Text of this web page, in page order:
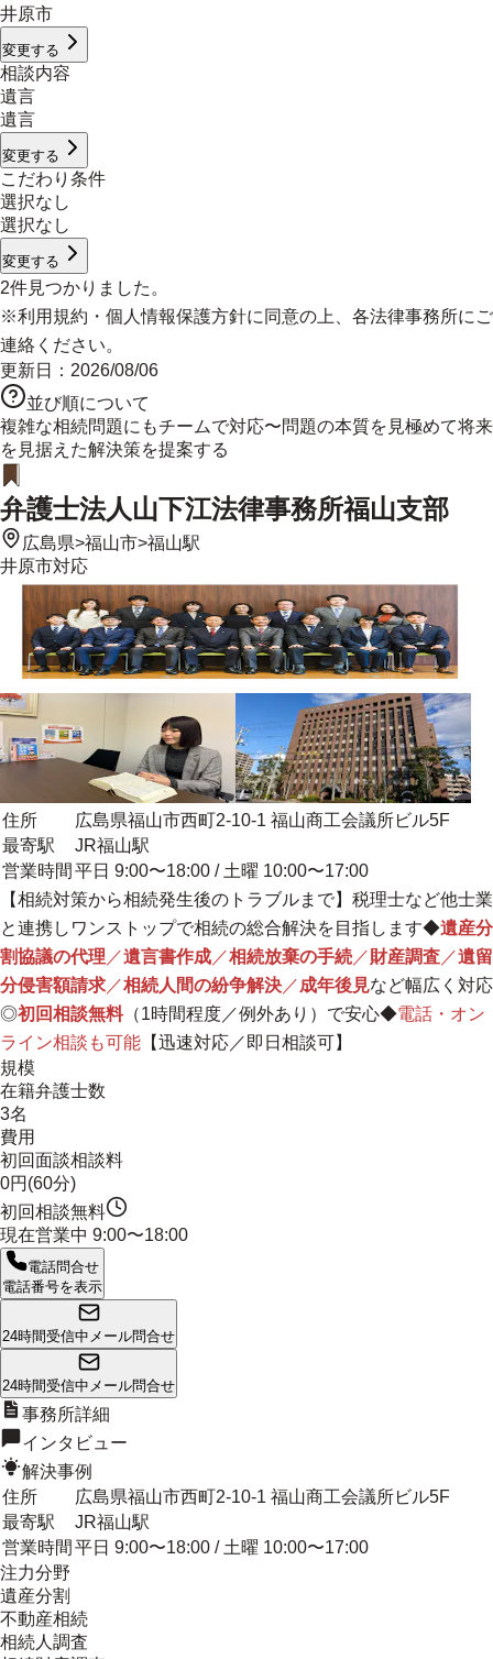
井原市
変更する
相談内容
遺言
遺言
変更する
こだわり条件
選択なし
選択なし
変更する
2件見つかりました。
※利用規約 ・ 個人情報保護方針に同意の上、各法律事務所にご
連絡ください。
更新日： 2026/08/06
並び順について
複雑な相続問題にもチームで対応〜問題の本質を見極めて将来
を見据えた解決策を提案する
弁護士法人山下江法律事務所福山支部
広島県>福山市>福山駅
井原市対応
住所
広島県福山市西町2-10-1 福山商工会議所ビル5F
最寄駅
JR福山駅
営業時間 平日 9:00〜18:00 / 土曜 10:00〜17:00
【相続対策から相続発生後のトラブルまで】税理士など他士業
と連携しワンストップで相続の総合解決を目指します◆遺産分
割協議の代理 ／遺言書作成 ／相続放棄の手続 ／財産調査 ／遺留
分侵害額請求 ／相続人間の紛争解決 ／成年後見など幅広く対応
◎初回相談無料（1時間程度／例外あり）で安心◆電話・オン
ライン相談も可能 【迅速対応／即日相談可】
規模
在籍弁護士数
3名
費用
初回面談相談料
0円(60分)
初回相談無料
現在営業中 9:00〜18:00
電話問合せ
電話番号を表示
24時間受信中 メール問合せ
24時間受信中 メール問合せ
事務所詳細
インタビュー
解決事例
住所
広島県福山市西町2-10-1 福山商工会議所ビル5F
最寄駅
JR福山駅
営業時間 平日 9:00〜18:00 / 土曜 10:00〜17:00
注力分野
遺産分割
不動産相続
相続人調査